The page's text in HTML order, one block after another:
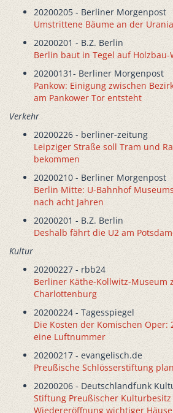
20200205 - Berliner Morgenpost
Umstrittene Bäume an der
20200201 - B.Z. Berlin
Berlin baut in Tegel auf Holzbau-
20200131- Berliner Morgenpost
Pankow: Einigung zwischen
am Pankower Tor entsteht
Verkehr
20200226 - berliner-zeitung
Leipziger Straße soll Tram und
bekommen
20200210 - Berliner Morgenpost
Berlin Mitte: U-Bahnhof
nach acht Jahren
20200201 - B.Z. Berlin
Deshalb fährt die U2 am
Kultur
20200227 - rbb24
Berliner Käthe-Kollwitz-Museum
Charlottenburg
20200224 - Tagesspiegel
Die Kosten der Komischen
eine Luftnummer
20200217 - evangelisch.de
Preußische Schlösserstiftung
20200206 - Deutschlandfunk
Stiftung Preußischer
Wiedereröffnung wichtiger